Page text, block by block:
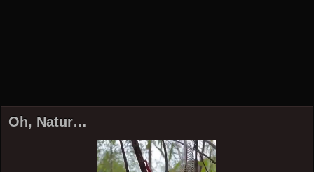
Oh, Natur…